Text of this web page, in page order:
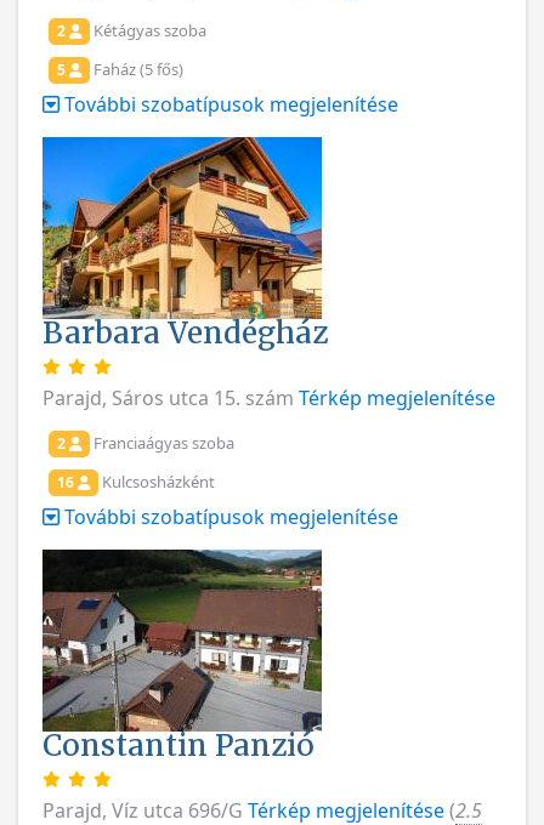
2 Kétágyas szoba
5 Faház (5 fős)
További szobatípusok megjelenítése
Barbara Vendégház
Parajd, Sáros utca 15. szám Térkép megjelenítése
2 Franciaágyas szoba
16 Kulcsosházként
További szobatípusok megjelenítése
Constantin Panzió
Parajd, Víz utca 696/G Térkép megjelenítése(2.5